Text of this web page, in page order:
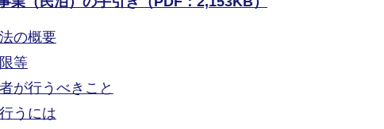
の概要
等
が行うべきこと
うには